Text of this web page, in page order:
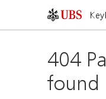
404
found